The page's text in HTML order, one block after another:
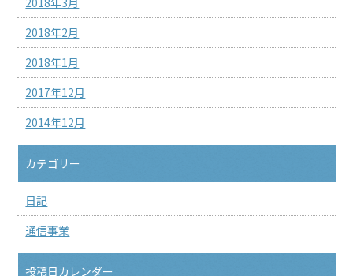
2018年2月
2018年1月
2017年12月
2014年12月
カテゴリー
日記
通信事業
投稿日カレンダー